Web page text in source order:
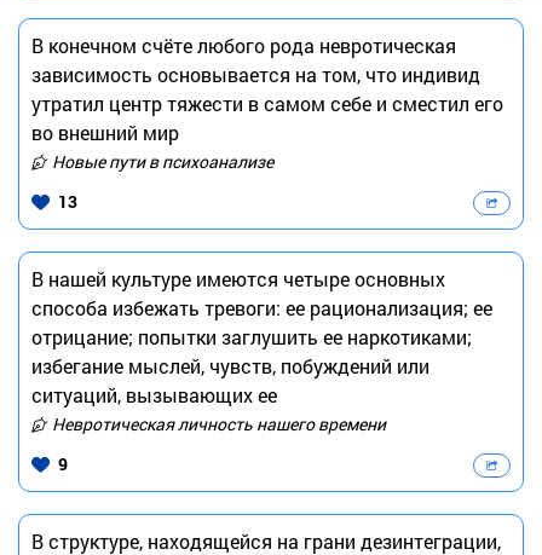
В конечном счёте любого рода невротическая
зависимость основывается на том, что индивид
утратил центр тяжести в самом себе и сместил его
во внешний мир
Новые пути в психоанализе
13
В нашей культуре имеются четыре основных
способа избежать тревоги: ее рационализация; ее
отрицание; попытки заглушить ее наркотиками;
избегание мыслей, чувств, побуждений или
ситуаций, вызывающих ее
Невротическая личность нашего времени
9
В структуре, находящейся на грани дезинтеграции,